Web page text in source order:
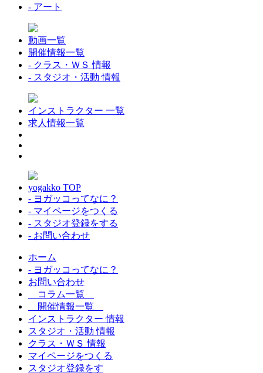
- アート
動画一覧
開催情報一覧
- クラス・ＷＳ 情報
- スタジオ・活動 情報
インストラクター 一覧
求人情報一覧
yogakko TOP
- ヨガッコってなに？
- マイページをつくる
- スタジオ登録をする
- お問い合わせ
ホーム
- ヨガッコってなに？
お問い合わせ
コラム一覧
開催情報一覧
インストラクター 情報
スタジオ・活動 情報
クラス・ＷＳ 情報
マイページをつくる
スタジオ登録をす